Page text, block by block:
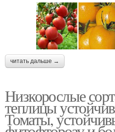
читать дальше →
Низкорослые
теплицы
Томаты,